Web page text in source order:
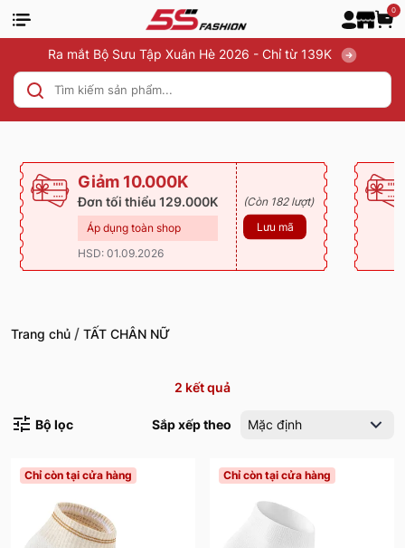
0
Ra mắt Bộ Sưu Tập Xuân Hè 2026 - Chỉ từ 139K
Giảm 10.000K
Đơn tối thiểu 129.000K
Áp dụng toàn shop
HSD: 01.09.2026
(Còn 182 lượt)
Lưu mã
Trang chủ / TẤT CHÂN NỮ
2 kết quả
Bộ lọc Sắp xếp theo Mặc định
Chỉ còn tại cửa hàng Chỉ còn tại cửa hàng